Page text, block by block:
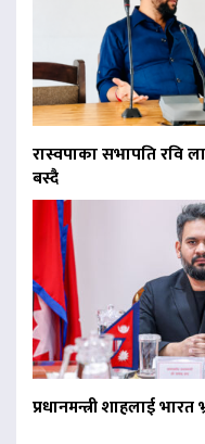
रास्वपाका सभापति रवि
बस्दै
प्रधानमन्त्री शाहलाई